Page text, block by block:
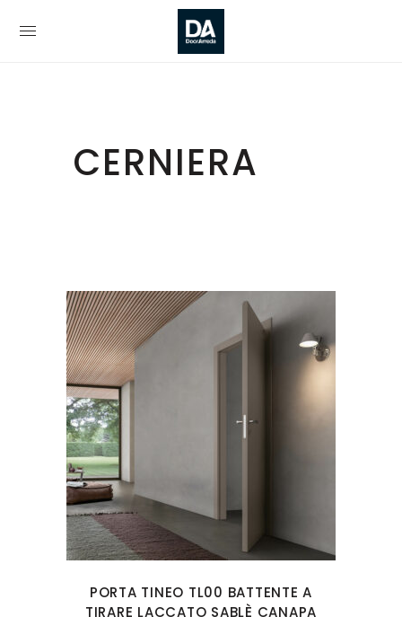
CERNIERA
PORTA TINEO TL00 BATTENTE A
TIRARE LACCATO SABLÈ CANAPA